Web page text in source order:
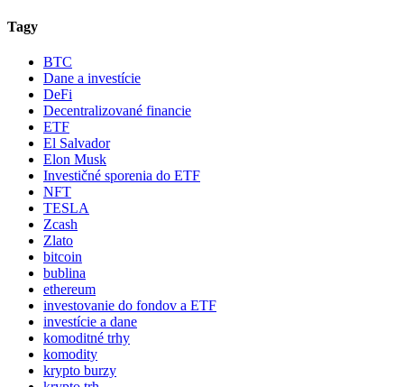
Tagy
BTC
Dane a investície
DeFi
Decentralizované financie
ETF
El Salvador
Elon Musk
Investičné sporenia do ETF
NFT
TESLA
Zcash
Zlato
bitcoin
bublina
ethereum
investovanie do fondov a ETF
investície a dane
komoditné trhy
komodity
krypto burzy